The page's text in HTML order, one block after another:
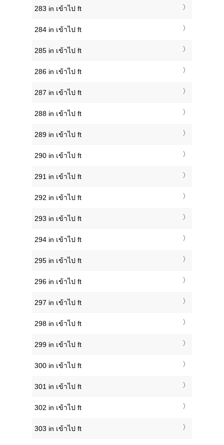
283 in เข้าไป ft
284 in เข้าไป ft
285 in เข้าไป ft
286 in เข้าไป ft
287 in เข้าไป ft
288 in เข้าไป ft
289 in เข้าไป ft
290 in เข้าไป ft
291 in เข้าไป ft
292 in เข้าไป ft
293 in เข้าไป ft
294 in เข้าไป ft
295 in เข้าไป ft
296 in เข้าไป ft
297 in เข้าไป ft
298 in เข้าไป ft
299 in เข้าไป ft
300 in เข้าไป ft
301 in เข้าไป ft
302 in เข้าไป ft
303 in เข้าไป ft